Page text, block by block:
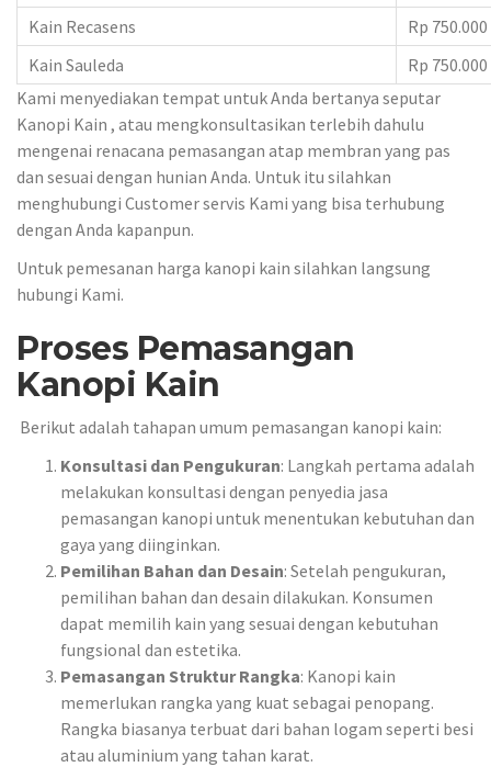
Kain Recasens
Rp
Kain Sauleda
Rp
Kami menyediakan tempat untuk Anda bertanya seputar
Kanopi Kain , atau mengkonsultasikan terlebih dahulu
mengenai renacana pemasangan atap membran yang pas
dan sesuai dengan hunian Anda. Untuk itu silahkan
menghubungi Customer servis Kami yang bisa terhubung
dengan Anda kapanpun.
Untuk pemesanan harga kanopi kain silahkan langsung
hubungi Kami.
Proses Pemasangan
Kanopi Kain
Berikut adalah tahapan umum pemasangan kanopi kain:
Konsultasi dan Pengukuran: Langkah pertama adalah
melakukan konsultasi dengan penyedia jasa
pemasangan kanopi untuk menentukan kebutuhan dan
gaya yang diinginkan.
Pemilihan Bahan dan Desain: Setelah pengukuran,
pemilihan bahan dan desain dilakukan. Konsumen
dapat memilih kain yang sesuai dengan kebutuhan
fungsional dan estetika.
Pemasangan Struktur Rangka: Kanopi kain
memerlukan rangka yang kuat sebagai penopang.
Rangka biasanya terbuat dari bahan logam seperti besi
atau aluminium yang tahan karat.